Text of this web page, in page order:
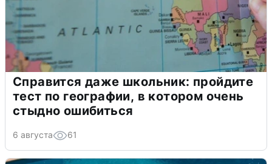
Справится даже школьник: пройдите
тест по географии, в котором очень
стыдно ошибиться
6 августа 61